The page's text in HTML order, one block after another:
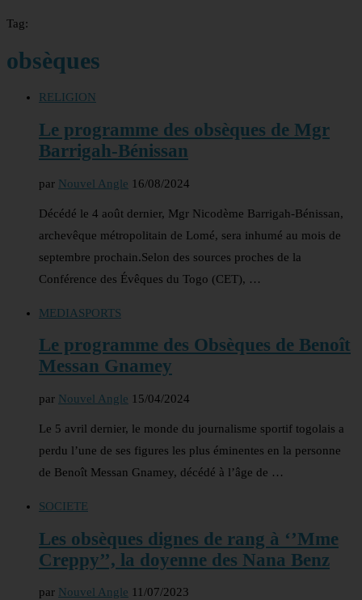
Tag:
obsèques
RELIGION
Le programme des obsèques de Mgr
Barrigah-Bénissan
par Nouvel Angle 16/08/2024
Décédé le 4 août dernier, Mgr Nicodème Barrigah-Bénissan,
archevêque métropolitain de Lomé, sera inhumé au mois de
septembre prochain.Selon des sources proches de la
Conférence des Évêques du Togo (CET), …
MEDIASPORTS
Le programme des Obsèques de Benoît
Messan Gnamey
par Nouvel Angle 15/04/2024
Le 5 avril dernier, le monde du journalisme sportif togolais a
perdu l’une de ses figures les plus éminentes en la personne
de Benoît Messan Gnamey, décédé à l’âge de …
SOCIETE
Les obsèques dignes de rang à ‘’Mme
Creppy’’, la doyenne des Nana Benz
par Nouvel Angle 11/07/2023